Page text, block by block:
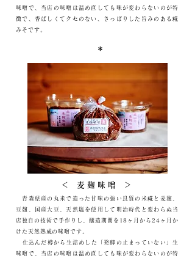
味噌で、当店の味噌は温め直しても味が変わらないのが特
徴で、香ばしくてクセのない、さっぱりした旨みのある糀
みそです。
＜ 麦麹味噌 ＞
青森県産の丸米で造った甘味の強い良質の米糀と麦麹、
豆麹、国産大豆、天然塩を使用して明治時代と変わらぬ当
店独自の技術で手作りし、醸造期間を18ヶ月から24ヶ月か
けた天然熟成の味噌です。
​仕込んだ樽から生詰めした「発酵の止まっていない」生
味噌で、当店の味噌は温め直しても味が変わらないのが特
＊